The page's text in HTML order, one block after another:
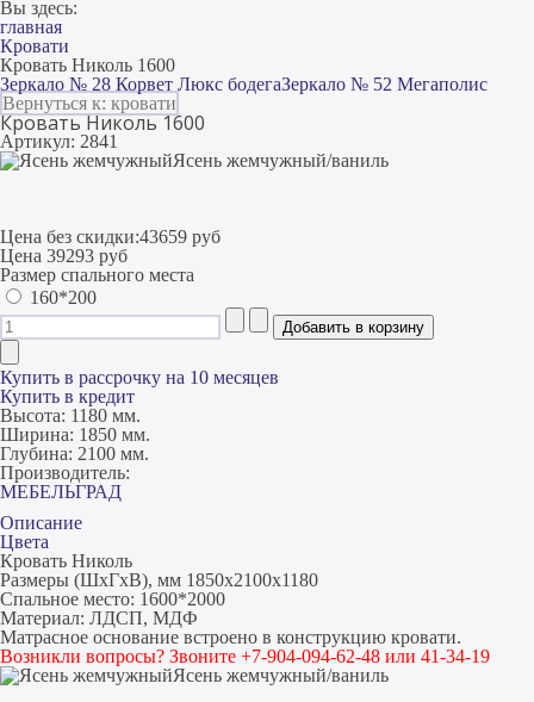
Вы здесь:
главная
Кровати
Кровать Николь 1600
Зеркало № 28 Корвет Люкс бодегаЗеркало № 52 Мегаполис
Вернуться к: кровати
Кровать Николь 1600
Артикул: 2841
Ясень жемчужный/ваниль
Цена без скидки:43659 руб
Цена 39293 руб
Размер спального места
160*200
Купить в рассрочку на 10 месяцев
Купить в кредит
Высота: 1180 мм.
Ширина: 1850 мм.
Глубина: 2100 мм.
Производитель:
МЕБЕЛЬГРАД
Описание
Цвета
Кровать Николь
Размеры (ШхГхВ), мм 1850х2100х1180
Спальное место: 1600*2000
Материал: ЛДСП, МДФ
Матрасное основание встроено в конструкцию кровати.
Возникли вопросы? Звоните +7-904-094-62-48 или 41-34-19
Ясень жемчужный/ваниль